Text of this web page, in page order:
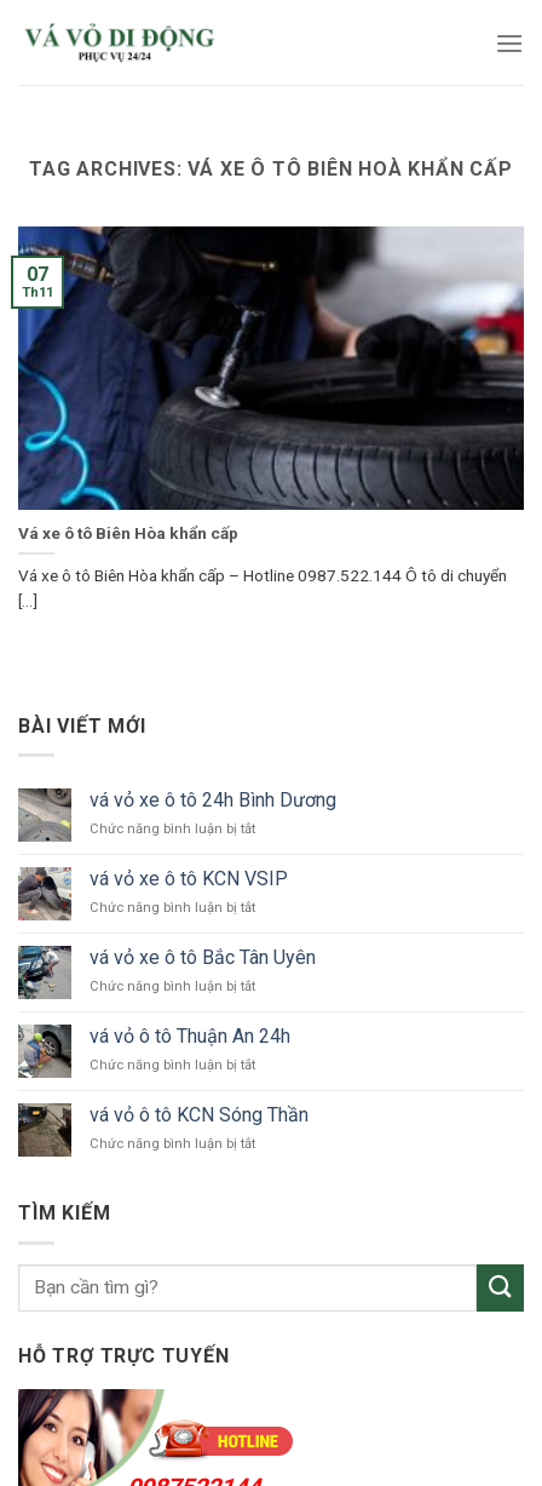
TAG ARCHIVES:VÁ XE Ô TÔ BIÊN HOÀ KHẨN CẤP
Vá xe ô tô Biên Hòa khẩn cấp
Vá xe ô tô Biên Hòa khẩn cấp – Hotline 0987.522.144 Ô tô di chuyển
[...]
07
Th11
BÀI VIẾT MỚI
vá vỏ xe ô tô 24h Bình Dương
Chức năng bình luận bị tắtở
vỏ
xe
ô
24h
Dương
vá vỏ xe ô tô KCN VSIP
Chức năng bình luận bị tắtở
vỏ
xe
ô
KCN
vá vỏ xe ô tô Bắc Tân Uyên
Chức năng bình luận bị tắtở
vỏ
xe
ô
Bắc
Tân
Uyên
vá vỏ ô tô Thuận An 24h
Chức năng bình luận bị tắtở
ô
tô
vá vỏ ô tô KCN Sóng Thần
Chức năng bình luận bị tắtở
Sóng
TÌM KIẾM
HỖ TRỢ TRỰC TUYẾN